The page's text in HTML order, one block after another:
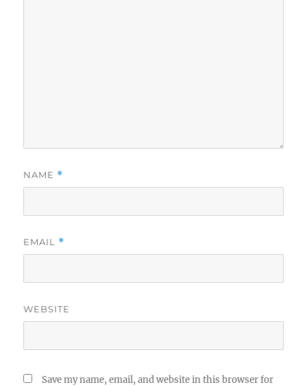
NAME *
EMAIL *
WEBSITE
Save my name, email, and website in this browser for